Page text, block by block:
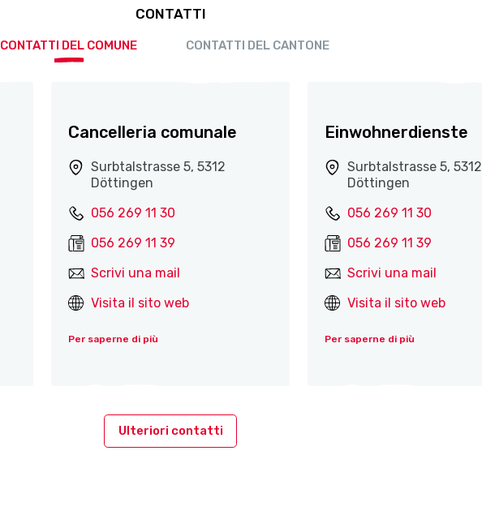
CONTATTI
CONTATTI DEL COMUNE CONTATTI DEL CANTONE
Cancelleria comunale
Surbtalstrasse 5, 5312
Döttingen
056 269 11 30
056 269 11 39
Scrivi una mail
Visita il sito web
Per saperne di più
Einwohnerdienste
Surbtalstrasse 5, 5312
Döttingen
056 269 11 30
056 269 11 39
Scrivi una mail
Visita il sito web
Per saperne di più
Ulteriori contatti